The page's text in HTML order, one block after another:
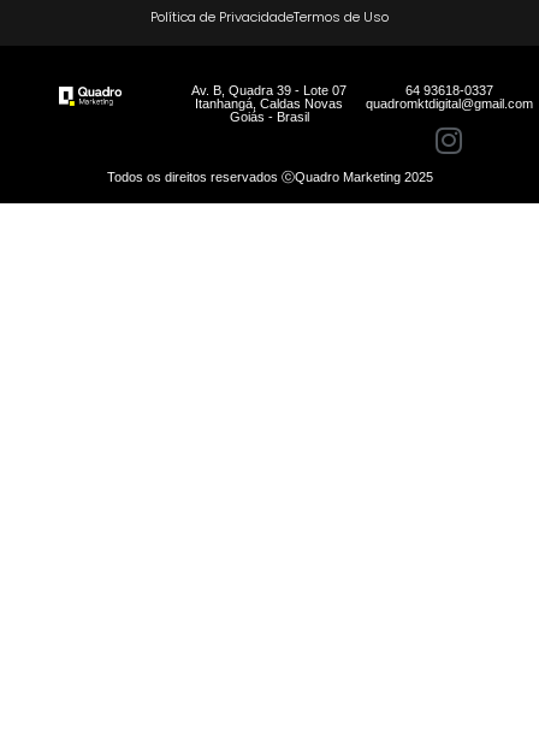
Política de PrivacidadeTermos de Uso
Av. B, Quadra 39 - Lote 07
Itanhangá, Caldas Novas
Goiás - Brasil
64 93618-0337
quadromktdigital@gmail.com
Todos os direitos reservados ⓒQuadro Marketing 2025